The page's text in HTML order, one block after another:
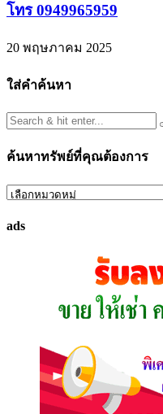
โทร 0949965959
20 พฤษภาคม 2025
ใส่คำค้นหา
ค้นหาทรัพย์ที่คุณต้องการ
ค้นหา
ที่
ads